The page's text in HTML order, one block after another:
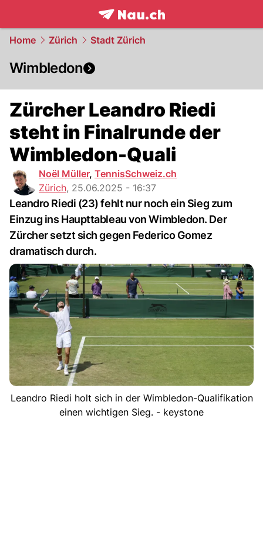
frontpage.NAU.ch
Home Zürich Stadt Zürich
Wimbledon
Zürcher Leandro Riedi
steht in Finalrunde der
Wimbledon-Quali
Noël Müller, TennisSchweiz.ch
Zürich, 25.06.2025 - 16:37
Leandro Riedi (23) fehlt nur noch ein Sieg zum
Einzug ins Haupttableau von Wimbledon. Der
Zürcher setzt sich gegen Federico Gomez
dramatisch durch.
Leandro Riedi holt sich in der Wimbledon-Qualifikation
einen wichtigen Sieg. - keystone